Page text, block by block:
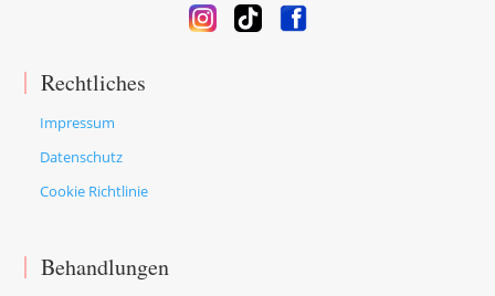
Rechtliches
Impressum
Datenschutz
Cookie Richtlinie
Behandlungen